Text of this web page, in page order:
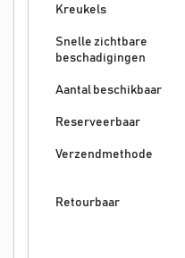
Kreukels
Snelle zichtbare
beschadigingen
Aantal beschikbaar
Reserveerbaar
Verzendmethode
Retourbaar